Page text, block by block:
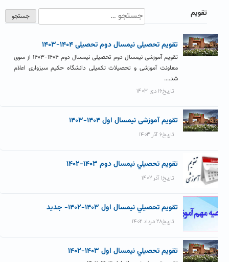
تقویم
تقویم تحصیلی نیمسال دوم تحصیلی ۱۴۰۴-۱۴۰۳
تقویم آموزشی نیمسال دوم تحصیلی نیمسال دوم ۱۴۰۴-۱۴۰۳ از سوی
معاونت آموزشی و تحصیلات تکمیلی دانشگاه حکیم سبزواری اعلام
شد....
تاریخ۱۶ دی ۱۴۰۳
تقویم آموزشی نیمسال اول ۱۴۰۴-۱۴۰۳
تاریخ۶ آذر ۱۴۰۳
تقويم تحصيلي نيمسال دوم ۱۴۰۳-۱۴۰۲
تاریخ۱ آذر ۱۴۰۲
تقويم تحصيلي نيمسال اول ۱۴۰۳-۱۴۰۲- جديد
تاریخ۲۸ مرداد ۱۴۰۲
تقويم تحصيلي نيمسال اول ۱۴۰۳-۱۴۰۲